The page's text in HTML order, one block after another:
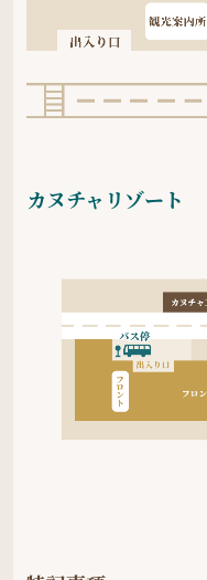
カヌチャリゾート